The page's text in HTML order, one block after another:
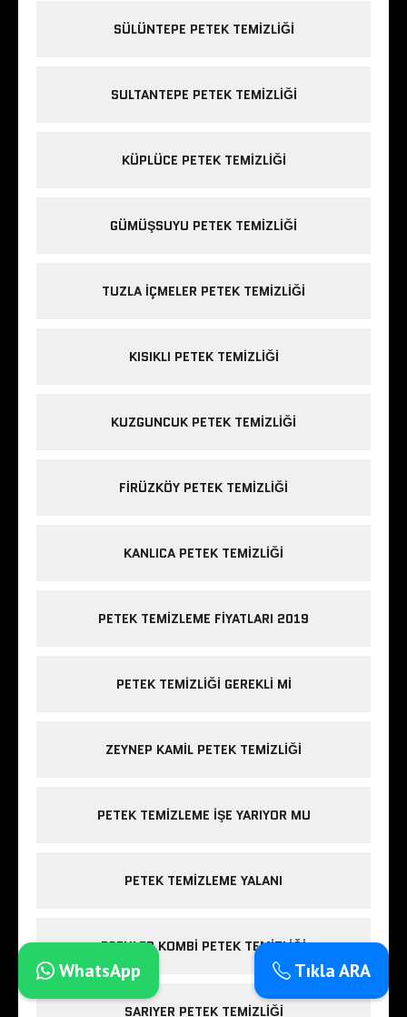
SÜLÜNTEPE PETEK TEMIZLIĞI
SULTANTEPE PETEK TEMIZLIĞI
KÜPLÜCE PETEK TEMIZLIĞI
GÜMÜŞSUYU PETEK TEMIZLIĞI
TUZLA IÇMELER PETEK TEMIZLIĞI
KISIKLI PETEK TEMIZLIĞI
KUZGUNCUK PETEK TEMIZLIĞI
FIRÜZKÖY PETEK TEMIZLIĞI
KANLICA PETEK TEMIZLIĞI
PETEK TEMIZLEME FIYATLARI 2019
PETEK TEMIZLIĞI GEREKLI MI
ZEYNEP KAMIL PETEK TEMIZLIĞI
PETEK TEMIZLEME IŞE YARIYOR MU
PETEK TEMIZLEME YALANI
ESENLER KOMBI PETEK TEMIZLIĞI
SARIYER PETEK TEMIZLIĞI
Tıkla ARA
WhatsApp